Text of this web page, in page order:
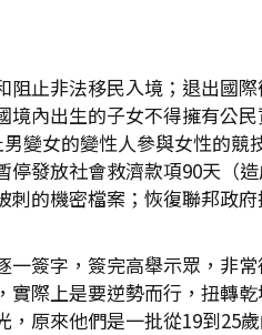
止非法移民入境；退出國
內出生的子女不得擁有公
變女的變性人參與女性的
發放社會救濟款項90天（
的機密檔案；恢復聯邦政
簽字，簽完高舉示眾，非
際上是要逆勢而行，扭轉
原來他們是一批從19到25